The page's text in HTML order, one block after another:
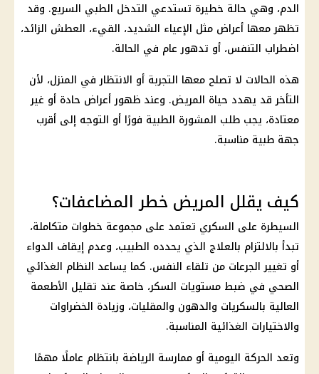
الدم، وهي حالة خطيرة تستدعي التدخل الطبي السريع. وقد
تظهر معها أعراض مثل الإعياء الشديد، القيء، العطش الزائد،
اضطراب التنفس، أو تدهور عام في الحالة.
هذه الحالات لا تصلح معها التجربة أو الانتظار في المنزل، لأن
التأخر قد يهدد حياة المريض. وعند ظهور أعراض حادة أو غير
معتادة، يجب طلب المشورة الطبية فورًا أو التوجه إلى أقرب
جهة طبية مناسبة.
كيف يقلل المريض خطر المضاعفات؟
السيطرة على السكري تعتمد على مجموعة خطوات متكاملة،
تبدأ بالالتزام بالعلاج الذي يحدده الطبيب، وعدم إيقاف الدواء
أو تغيير الجرعات من تلقاء النفس. كما يساعد النظام الغذائي
الصحي في ضبط مستويات السكر، خاصة عند تقليل الأطعمة
العالية بالسكريات والدهون والمقليات، وزيادة الخضراوات
والاختيارات الغذائية المناسبة.
وتعد الحركة اليومية أو ممارسة الرياضة بانتظام عاملًا مهمًا